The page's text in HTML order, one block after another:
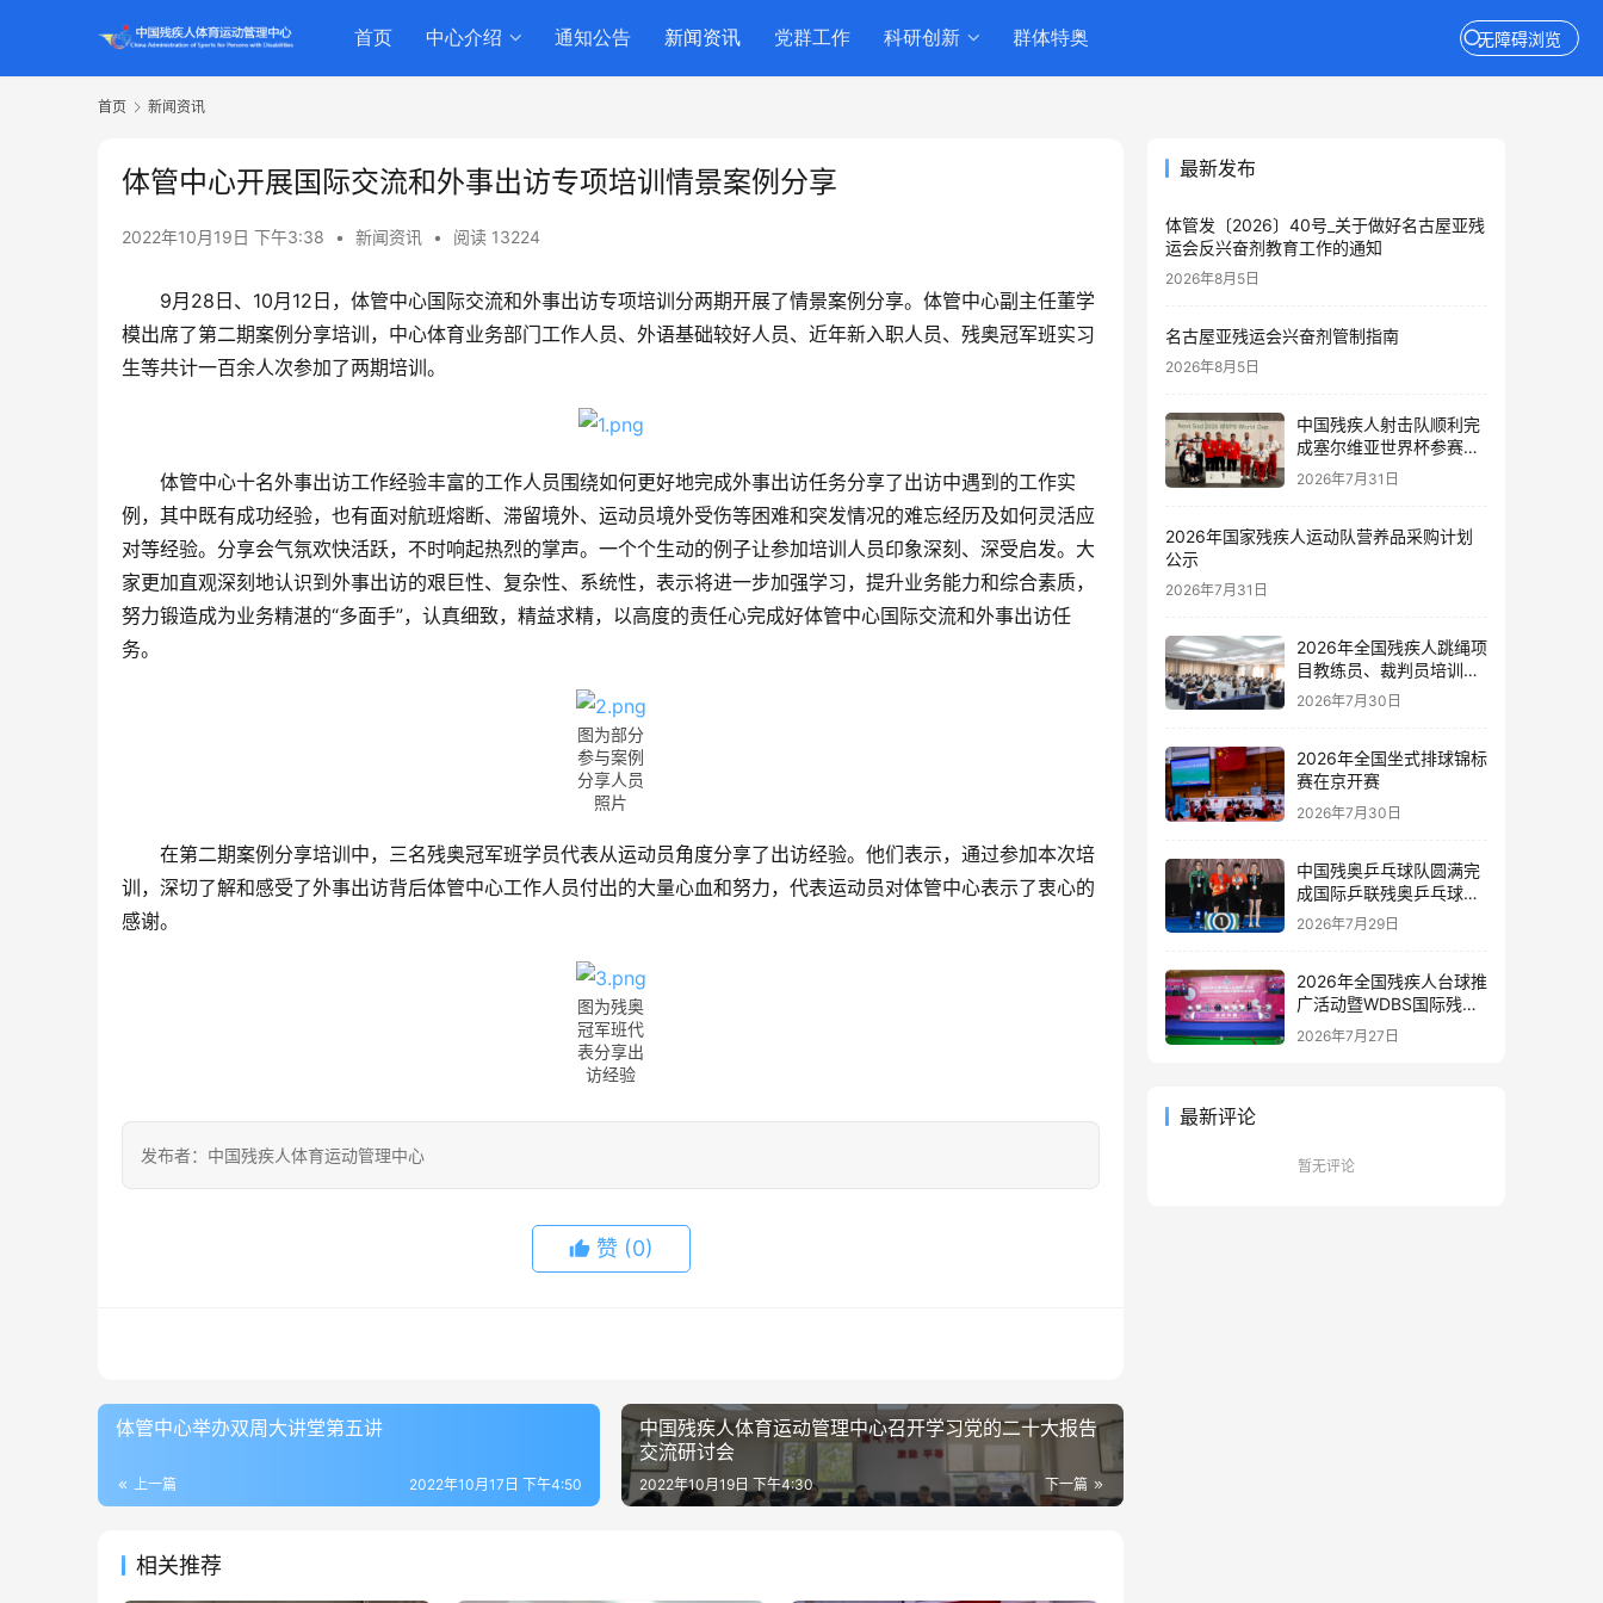
无障碍浏览
首页 中心介绍 通知公告 新闻资讯 党群工作 科研创新 群体特奥
首页 新闻资讯
体管中心开展国际交流和外事出访专项培训情景案例分享
2022年10月19日 下午3:38 • 新闻资讯 • 阅读 13224
9月28日、10月12日，体管中心国际交流和外事出访专项培训分两期开展了情景案例分享。体管中心副主任董学
模出席了第二期案例分享培训，中心体育业务部门工作人员、外语基础较好人员、近年新入职人员、残奥冠军班实习
生等共计一百余人次参加了两期培训。
体管中心十名外事出访工作经验丰富的工作人员围绕如何更好地完成外事出访任务分享了出访中遇到的工作实
例，其中既有成功经验，也有面对航班熔断、滞留境外、运动员境外受伤等困难和突发情况的难忘经历及如何灵活应
对等经验。分享会气氛欢快活跃，不时响起热烈的掌声。一个个生动的例子让参加培训人员印象深刻、深受启发。大
家更加直观深刻地认识到外事出访的艰巨性、复杂性、系统性，表示将进一步加强学习，提升业务能力和综合素质，
努力锻造成为业务精湛的“多面手”，认真细致，精益求精，以高度的责任心完成好体管中心国际交流和外事出访任
务。
图为部分
参与案例
分享人员
照片
在第二期案例分享培训中，三名残奥冠军班学员代表从运动员角度分享了出访经验。他们表示，通过参加本次培
训，深切了解和感受了外事出访背后体管中心工作人员付出的大量心血和努力，代表运动员对体管中心表示了衷心的
感谢。
图为残奥
冠军班代
表分享出
访经验
发布者：中国残疾人体育运动管理中心
赞 (0)
体管中心举办双周大讲堂第五讲
上一篇 2022年10月17日 下午4:50
中国残疾人体育运动管理中心召开学习党的二十大报告
交流研讨会
下一篇
2022年10月19日 下午4:30
相关推荐
最新发布
体管发〔2026〕40号_关于做好名古屋亚残
运会反兴奋剂教育工作的通知
2026年8月5日
名古屋亚残运会兴奋剂管制指南
2026年8月5日
中国残疾人射击队顺利完
成塞尔维亚世界杯参赛任
务
2026年7月31日
2026年国家残疾人运动队营养品采购计划
公示
2026年7月31日
2026年全国残疾人跳绳项
目教练员、裁判员培训班
在新疆伊犁开班
2026年7月30日
2026年全国坐式排球锦标
赛在京开赛
2026年7月30日
中国残奥乒乓球队圆满完
成国际乒联残奥乒乓球新
星赛和精英赛泰国站参赛
2026年7月29日
2026年全国残疾人台球推
广活动暨WDBS国际残疾
人斯诺克邀请赛在上海举
2026年7月27日
最新评论
暂无评论